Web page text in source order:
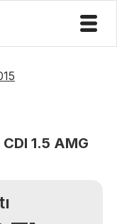
1.5 AMG